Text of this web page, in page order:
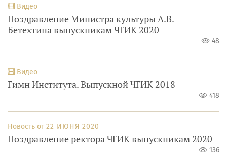
Видео
Поздравление Министра культуры А.В.
Бетехтина выпускникам ЧГИК 2020
48
Видео
Гимн Института. Выпускной ЧГИК 2018
418
Новость от 22 ИЮНЯ 2020
Поздравление ректора ЧГИК выпускникам 2020
136